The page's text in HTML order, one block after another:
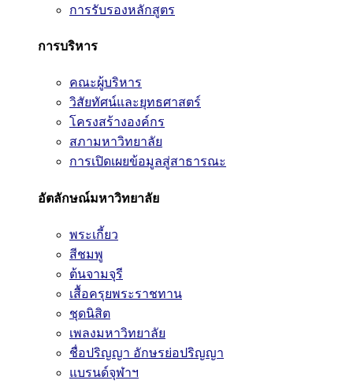
การรับรองหลักสูตร
การบริหาร
คณะผู้บริหาร
วิสัยทัศน์และยุทธศาสตร์
โครงสร้างองค์กร
สภามหาวิทยาลัย
การเปิดเผยข้อมูลสู่สาธารณะ
อัตลักษณ์มหาวิทยาลัย
พระเกี้ยว
สีชมพู
ต้นจามจุรี
เสื้อครุยพระราชทาน
ชุดนิสิต
เพลงมหาวิทยาลัย
ชื่อปริญญา อักษรย่อปริญญา
แบรนด์จุฬาฯ